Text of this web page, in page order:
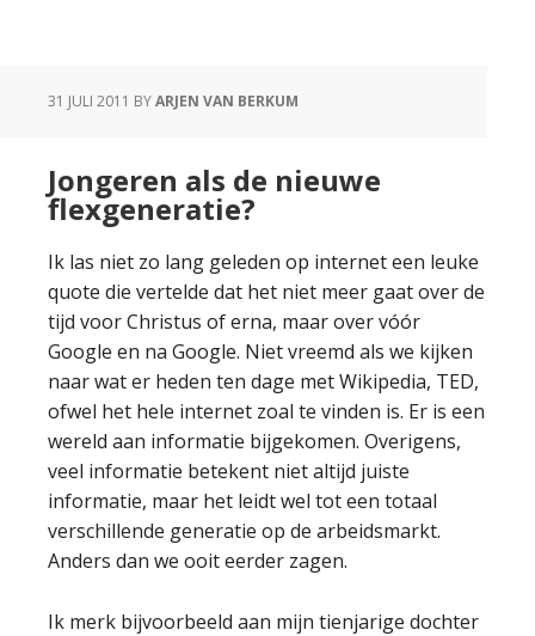
31 JULI 2011 BYARJEN VAN BERKUM
Jongeren als de nieuwe
flexgeneratie?
Ik las niet zo lang geleden op internet een leuke
quote die vertelde dat het niet meer gaat over de
tijd voor Christus of erna, maar over vóór
Google en na Google. Niet vreemd als we kijken
naar wat er heden ten dage met Wikipedia, TED,
ofwel het hele internet zoal te vinden is. Er is een
wereld aan informatie bijgekomen. Overigens,
veel informatie betekent niet altijd juiste
informatie, maar het leidt wel tot een totaal
verschillende generatie op de arbeidsmarkt.
Anders dan we ooit eerder zagen.
Ik merk bijvoorbeeld aan mijn tienjarige dochter